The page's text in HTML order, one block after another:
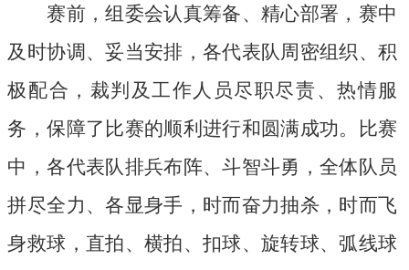
赛前，组委会认真筹备、精心部署，赛中
及时协调、妥当安排，各代表队周密组织、积
极配合，裁判及工作人员尽职尽责、热情服
务，保障了比赛的顺利进行和圆满成功。比赛
中，各代表队排兵布阵、斗智斗勇，全体队员
拼尽全力、各显身手，时而奋力抽杀，时而飞
身救球，直拍、横拍、扣球、旋转球、弧线球